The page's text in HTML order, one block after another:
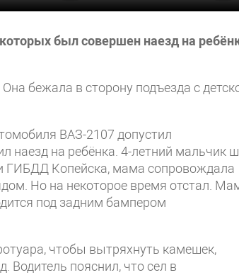
был совершен наезд на
бежала в сторону подъезда с
ВАЗ-2107 допустил
наезд на ребёнка. 4-летний мальчик
ГИБДД Копейска, мама сопровождала
Но на некоторое время отстал.
под задним бампером
чтобы вытряхнуть камешек,
Водитель пояснил, что сел в